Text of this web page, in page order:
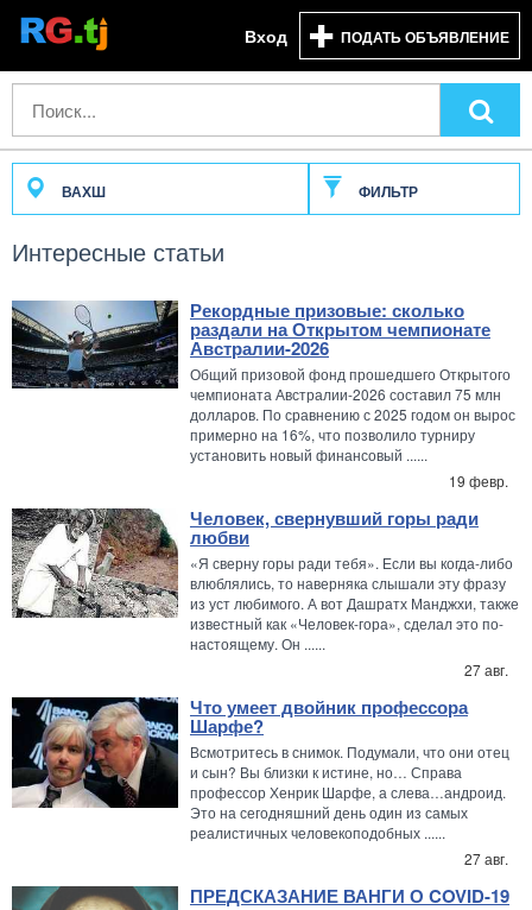
Вход ПОДАТЬ ОБЪЯВЛЕНИЕ
ВАХШ ФИЛЬТР
Интересные статьи
Рекордные призовые: сколько
раздали на Открытом чемпионате
Австралии-2026
Общий призовой фонд прошедшего Открытого
чемпионата Австралии-2026 составил 75 млн
долларов. По сравнению с 2025 годом он вырос
примерно на 16%, что позволило турниру
установить новый финансовый ......
19 февр.
Человек, свернувший горы ради
любви
«Я сверну горы ради тебя». Если вы когда-либо
влюблялись, то наверняка слышали эту фразу
из уст любимого. А вот Дашратх Манджхи, также
известный как «Человек-гора», сделал это по-
настоящему. Он ......
27 авг.
Что умеет двойник профессора
Шарфе?
Всмотритесь в снимок. Подумали, что они отец
и сын? Вы близки к истине, но… Справа
профессор Хенрик Шарфе, а слева…андроид.
Это на сегодняшний день один из самых
реалистичных человекоподобных ......
27 авг.
ПРЕДСКАЗАНИЕ ВАНГИ О COVID-19